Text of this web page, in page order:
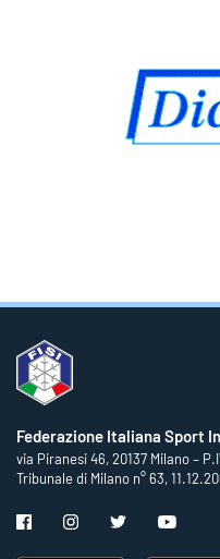
Federazione Italiana Sport
via Piranesi 46, 20137 Milano –
Tribunale di Milano n° 63,